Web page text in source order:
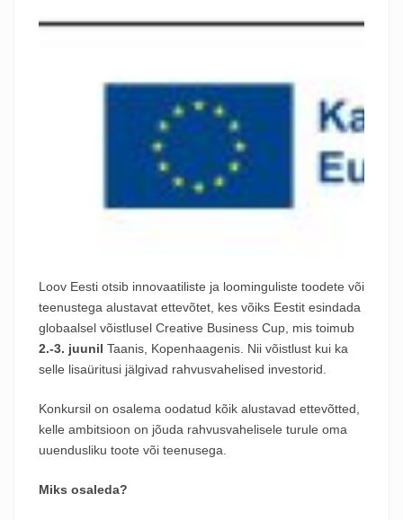
Loov Eesti otsib innovaatiliste ja loominguliste toodete või
teenustega alustavat ettevõtet, kes võiks Eestit esindada
globaalsel võistlusel Creative Business Cup , mis toimub
2.-3. juunil Taanis, Kopenhaagenis. Nii võistlust kui ka
selle lisaüritusi jälgivad rahvusvahelised investorid.
Konkursil on osalema oodatud kõik alustavad ettevõtted,
kelle ambitsioon on jõuda rahvusvahelisele turule oma
uuendusliku toote või teenusega.
Miks osaleda?